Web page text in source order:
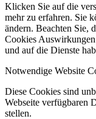
Klicken Sie auf die
mehr zu erfahren. Sie
ändern. Beachten Sie,
Cookies
und auf die Dienste
Notwendige Website
Diese Cookies sind
Webseite verfügbaren
stellen.